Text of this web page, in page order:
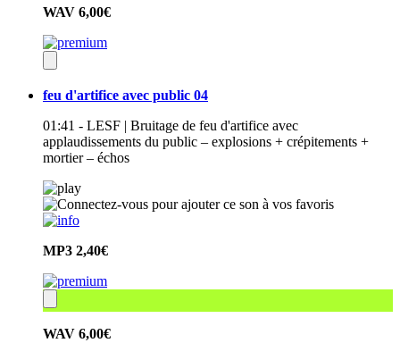
WAV 6,00€
feu d'artifice avec public 04
01:41 - LESF | Bruitage de feu d'artifice avec
applaudissements du public – explosions + crépitements +
mortier – échos
MP3 2,40€
WAV 6,00€